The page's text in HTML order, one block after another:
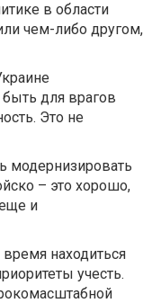
в области
чем-либо другом,
для врагов
Это не
модернизировать
– это хорошо,
и
находиться
учесть.